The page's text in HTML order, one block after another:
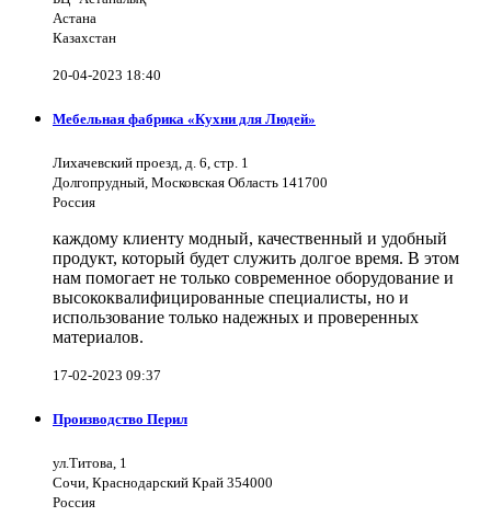
Астана
Казахстан
20-04-2023 18:40
Мебельная фабрика «Кухни для Людей»
Лихачевский проезд, д. 6, стр. 1
Долгопрудный, Московская Область 141700
Россия
каждому клиенту модный, качественный и удобный
продукт, который будет служить долгое время. В этом
нам помогает не только современное оборудование и
высококвалифицированные специалисты, но и
использование только надежных и проверенных
материалов.
17-02-2023 09:37
Производство Перил
ул.Титова, 1
Сочи, Краснодарский Край 354000
Россия